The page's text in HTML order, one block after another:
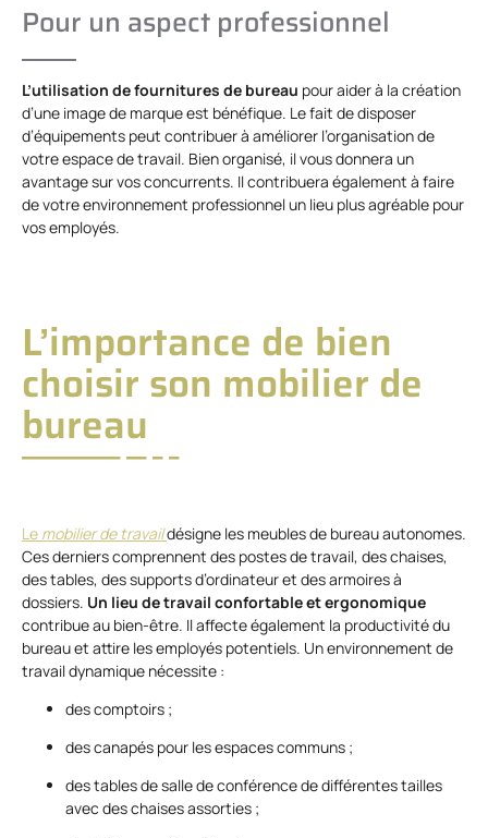
Pour un aspect professionnel
L’utilisation de fournitures de bureau pour aider à la création
d’une image de marque est bénéfique. Le fait de disposer
d’équipements peut contribuer à améliorer l’organisation de
votre espace de travail. Bien organisé, il vous donnera un
avantage sur vos concurrents. Il contribuera également à faire
de votre environnement professionnel un lieu plus agréable pour
vos employés.
L’importance de bien
choisir son mobilier de
bureau
Le mobilier de travaildésigne les meubles de bureau autonomes.
Ces derniers comprennent des postes de travail, des chaises,
des tables, des supports d’ordinateur et des armoires à
dossiers. Un lieu de travail confortable et ergonomique
contribue au bien-être. Il affecte également la productivité du
bureau et attire les employés potentiels. Un environnement de
travail dynamique nécessite :
des comptoirs ;
des canapés pour les espaces communs ;
des tables de salle de conférence de différentes tailles
avec des chaises assorties ;